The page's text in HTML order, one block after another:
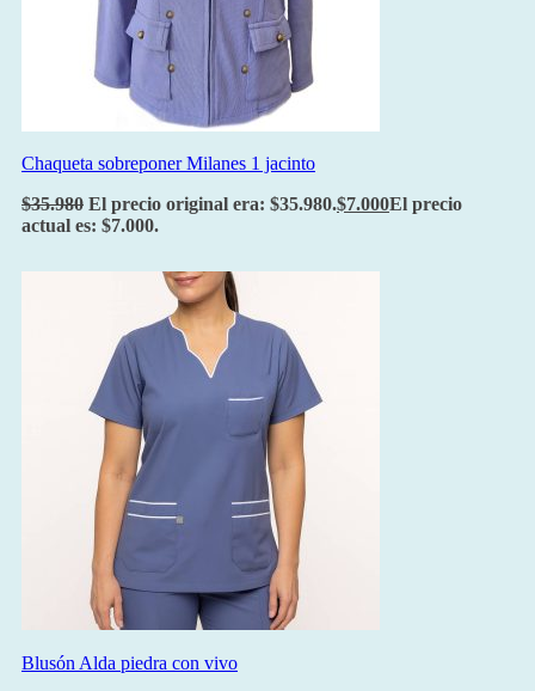
Chaqueta sobreponer Milanes 1 jacinto
$35.980 El precio original era: $35.980.$7.000El precio
actual es: $7.000.
Blusón Alda piedra con vivo